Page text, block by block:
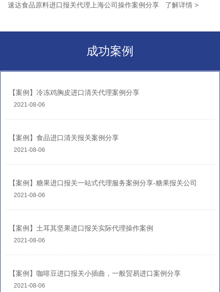
速达食品原料进口报关代理上海公司操作案例分享 了解详情 >
成功案例
【案例】冷冻鸡胸皮进口清关代理案例分享
2021-08-06
【案例】食品进口清关报关案例分享
2021-08-06
【案例】糖果进口报关一站式代理服务案例分享-糖果报关公司
2021-08-06
【案例】土耳其坚果进口报关实际代理操作案例
2021-08-06
【案例】咖啡豆进口报关小插曲，一般贸易进口案例分享
2021-08-06